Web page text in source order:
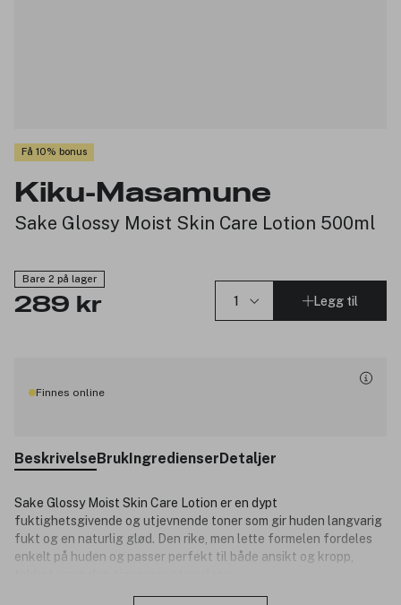
Få 10% bonus
Kiku-Masamune
Sake Glossy Moist Skin Care Lotion 500ml
Bare 2 på lager
289 kr Legg til
Finnes online
BeskrivelseBrukIngredienserDetaljer
Sake Glossy Moist Skin Care Lotion er en dypt
fuktighetsgivende og utjevnende toner som gir huden langvarig
fukt og en naturlig glød. Den rike, men lette formelen fordeles
enkelt på huden og passer perfekt til både ansikt og kropp,